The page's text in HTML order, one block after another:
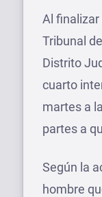
Al finalizar
Tribunal
Distrito
cuarto
martes a
partes a
Según la
hombre